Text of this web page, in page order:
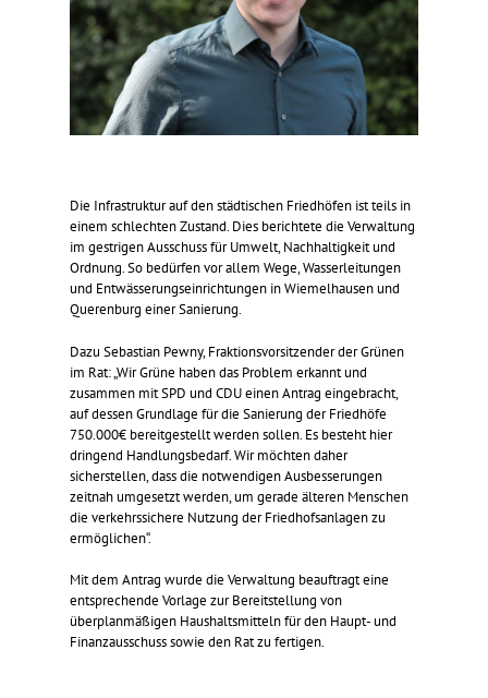
Die Infrastruktur auf den städtischen Friedhöfen ist teils in
einem schlechten Zustand. Dies berichtete die Verwaltung
im gestrigen Ausschuss für Umwelt, Nachhaltigkeit und
Ordnung. So bedürfen vor allem Wege, Wasserleitungen
und Entwässerungseinrichtungen in Wiemelhausen und
Querenburg einer Sanierung.
Dazu Sebastian Pewny, Fraktionsvorsitzender der Grünen
im Rat: „Wir Grüne haben das Problem erkannt und
zusammen mit SPD und CDU einen Antrag eingebracht,
auf dessen Grundlage für die Sanierung der Friedhöfe
750.000€ bereitgestellt werden sollen. Es besteht hier
dringend Handlungsbedarf. Wir möchten daher
sicherstellen, dass die notwendigen Ausbesserungen
zeitnah umgesetzt werden, um gerade älteren Menschen
die verkehrssichere Nutzung der Friedhofsanlagen zu
ermöglichen“.
Mit dem Antrag wurde die Verwaltung beauftragt eine
entsprechende Vorlage zur Bereitstellung von
überplanmäßigen Haushaltsmitteln für den Haupt- und
Finanzausschuss sowie den Rat zu fertigen.